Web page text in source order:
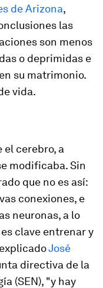
de Arizona,
las
son menos
o deprimidas e
su matrimonio.
vida.
el cerebro, a
modificaba. Sin
que no es así:
conexiones, e
neuronas, a lo
clave entrenar y
José
directiva de la
(SEN), "y hay